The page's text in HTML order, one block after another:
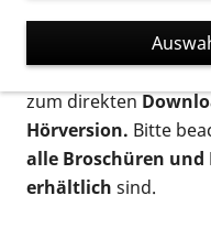
suchen. Die meisten
verschiedenen
postalischen
zum direkten
Hörversion. Bitte
alle Broschüren und
erhältlich sind.